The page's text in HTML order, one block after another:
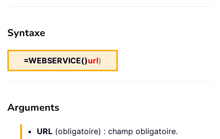
Syntaxe
=WEBSERVICE()url)
Arguments
URL (obligatoire) : champ obligatoire.